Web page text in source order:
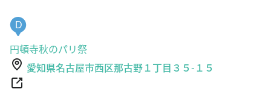
円頓寺秋のパリ祭
愛知県名古屋市西区那古野１丁目３５-１５
https://www.instagram.com/explore/locations/24987